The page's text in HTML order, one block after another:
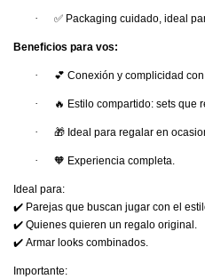
· ✅ Packaging cuidado, ideal
Beneficios para vos:
· 💕 Conexión y complicidad
· 🔥 Estilo compartido: sets que
· 🎁 Ideal para regalar en
· 🧡 Experiencia completa.
Ideal para:
✔ Parejas que buscan jugar con el
✔ Quienes quieren un regalo original.
✔ Armar looks combinados.
Importante: